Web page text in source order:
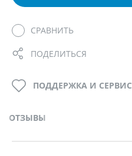
СРАВНИТЬ
ПОДЕЛИТЬСЯ
ОТЗЫВЫ
ПОДДЕРЖКА И СЕРВИС